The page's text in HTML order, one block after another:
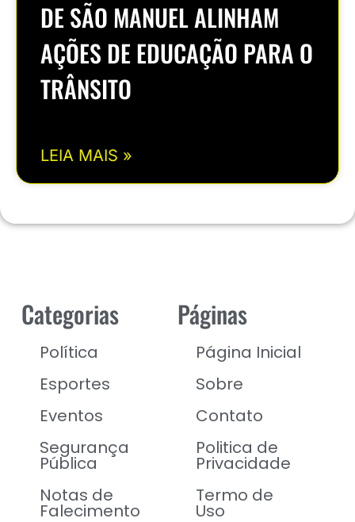
DE SÃO MANUEL ALINHAM
AÇÕES DE EDUCAÇÃO PARA O
TRÂNSITO
LEIA MAIS »
Categorias
Política
Esportes
Eventos
Segurança
Pública
Notas de
Falecimento
Páginas
Página Inicial
Sobre
Contato
Politica de
Privacidade
Termo de
Uso